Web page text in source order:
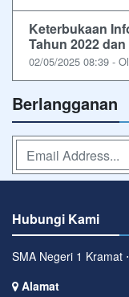
Keterbukaan
Tahun 2022 dan
02/05/2025 08:39 -
Berlangganan
Hubungi Kami
SMA Negeri 1 Kramat
Alamat